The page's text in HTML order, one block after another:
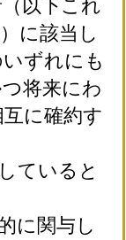
以下これ
に該当し
ずれにも
将来にわ
に確約す
ていると
に関与し